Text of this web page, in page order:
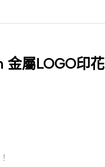
金屬LOGO印花